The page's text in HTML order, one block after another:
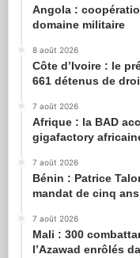
Angola :
domaine militaire
8 août 2026
Côte d’Ivoire : le
661 détenus de
7 août 2026
Afrique : la BAD
gigafactory
7 août 2026
Bénin : Patrice
mandat de cinq ans
7 août 2026
Mali : 300
l’Azawad enrôlés